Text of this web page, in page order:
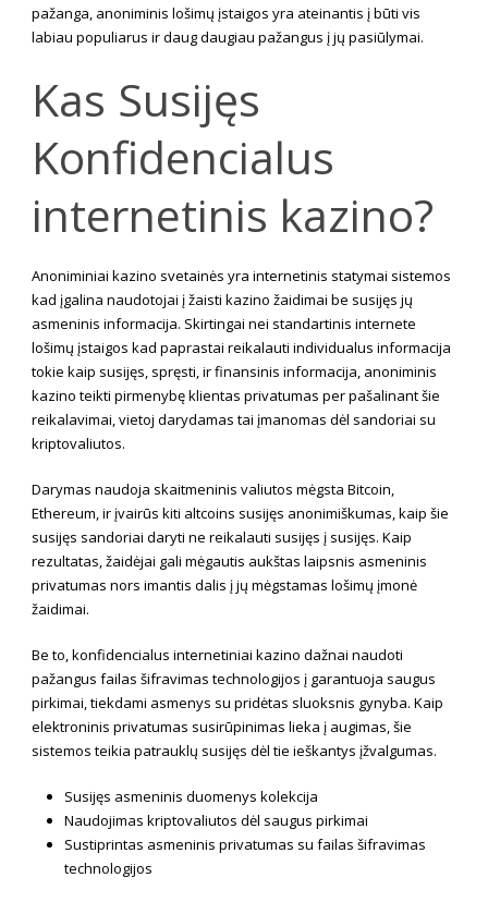
pažanga, anoniminis lošimų įstaigos yra ateinantis į būti vis
labiau populiarus ir daug daugiau pažangus į jų pasiūlymai.
Kas Susijęs
Konfidencialus
internetinis kazino?
Anoniminiai kazino svetainės yra internetinis statymai sistemos
kad įgalina naudotojai į žaisti kazino žaidimai be susijęs jų
asmeninis informacija. Skirtingai nei standartinis internete
lošimų įstaigos kad paprastai reikalauti individualus informacija
tokie kaip susijęs, spręsti, ir finansinis informacija, anoniminis
kazino teikti pirmenybę klientas privatumas per pašalinant šie
reikalavimai, vietoj darydamas tai įmanomas dėl sandoriai su
kriptovaliutos.
Darymas naudoja skaitmeninis valiutos mėgsta Bitcoin,
Ethereum, ir įvairūs kiti altcoins susijęs anonimiškumas, kaip šie
susijęs sandoriai daryti ne reikalauti susijęs į susijęs. Kaip
rezultatas, žaidėjai gali mėgautis aukštas laipsnis asmeninis
privatumas nors imantis dalis į jų mėgstamas lošimų įmonė
žaidimai.
Be to, konfidencialus internetiniai kazino dažnai naudoti
pažangus failas šifravimas technologijos į garantuoja saugus
pirkimai, tiekdami asmenys su pridėtas sluoksnis gynyba. Kaip
elektroninis privatumas susirūpinimas lieka į augimas, šie
sistemos teikia patrauklų susijęs dėl tie ieškantys įžvalgumas.
Susijęs asmeninis duomenys kolekcija
Naudojimas kriptovaliutos dėl saugus pirkimai
Sustiprintas asmeninis privatumas su failas šifravimas
technologijos